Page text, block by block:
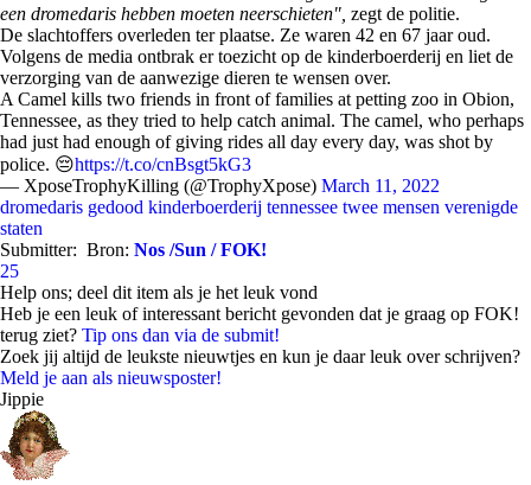
een dromedaris hebben moeten neerschieten", zegt de politie.
De slachtoffers overleden ter plaatse. Ze waren 42 en 67 jaar oud.
Volgens de media ontbrak er toezicht op de kinderboerderij en liet de
verzorging van de aanwezige dieren te wensen over.
A Camel kills two friends in front of families at petting zoo in Obion,
Tennessee, as they tried to help catch animal. The camel, who perhaps
had just had enough of giving rides all day every day, was shot by
police. 😔https://t.co/cnBsgt5kG3
— XposeTrophyKilling (@TrophyXpose) March 11, 2022
dromedaris gedood kinderboerderij tennessee twee mensen verenigde
staten
Submitter: Bron: Nos /Sun / FOK!
25
Help ons; deel dit item als je het leuk vond
Heb je een leuk of interessant bericht gevonden dat je graag op FOK!
terug ziet? Tip ons dan via de submit!
Zoek jij altijd de leukste nieuwtjes en kun je daar leuk over schrijven?
Meld je aan als nieuwsposter!
Jippie